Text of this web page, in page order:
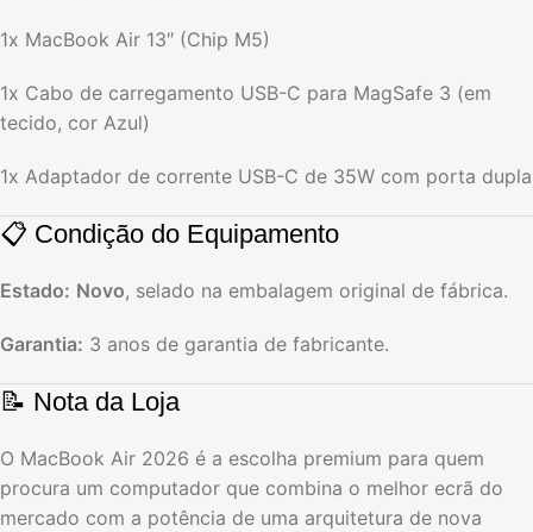
1x MacBook Air 13″ (Chip M5)
1x Cabo de carregamento USB-C para MagSafe 3 (em
tecido, cor Azul)
1x Adaptador de corrente USB-C de 35W com porta dupla
📋 Condição do Equipamento
Estado: Novo, selado na embalagem original de fábrica.
Garantia: 3 anos de garantia de fabricante.
📝 Nota da Loja
O MacBook Air 2026 é a escolha premium para quem
procura um computador que combina o melhor ecrã do
mercado com a potência de uma arquitetura de nova